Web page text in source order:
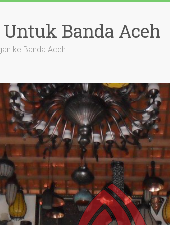
Banda Aceh
ke Banda Aceh